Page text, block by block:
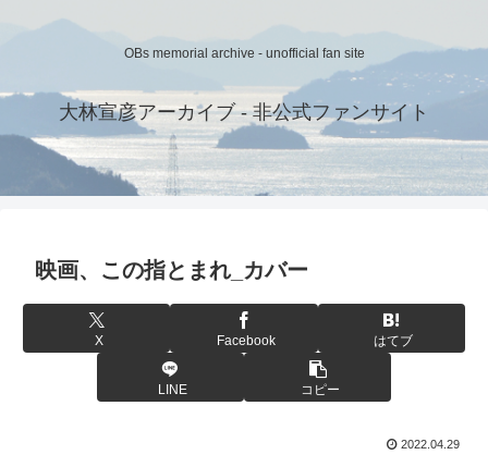
OBs memorial archive - unofficial fan site
大林宣彦アーカイブ - 非公式ファンサイト
映画、この指とまれ_カバー
X Facebook はてブ
LINE コピー
2022.04.29